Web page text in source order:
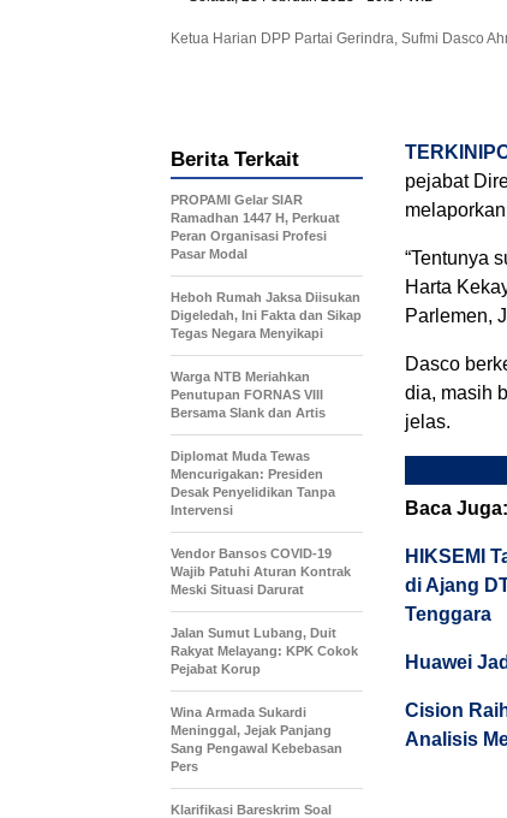
Ketua Harian DPP Partai Gerindra, Sufmi Dasco
pejabat
“Tentunya
Harta
Parlemen,
Dasco
dia, masih
jelas.
Baca Juga:
HIKSEMI
di Ajang
Tenggara
Huawei
Cision
Analisis
Berita Terkait
PROPAMI Gelar SIAR
Ramadhan 1447 H, Perkuat
Peran Organisasi Profesi
Pasar Modal
Heboh Rumah Jaksa Diisukan
Digeledah, Ini Fakta dan Sikap
Tegas Negara Menyikapi
Warga NTB Meriahkan
Penutupan FORNAS VIII
Bersama Slank dan Artis
Diplomat Muda Tewas
Mencurigakan: Presiden
Desak Penyelidikan Tanpa
Intervensi
Vendor Bansos COVID-19
Wajib Patuhi Aturan Kontrak
Meski Situasi Darurat
Jalan Sumut Lubang, Duit
Rakyat Melayang: KPK Cokok
Pejabat Korup
Wina Armada Sukardi
Meninggal, Jejak Panjang
Sang Pengawal Kebebasan
Pers
Klarifikasi Bareskrim Soal